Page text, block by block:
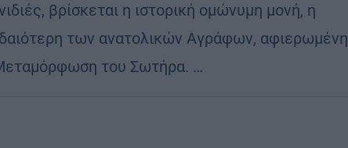
βρίσκεται η ιστορική ομώνυμη μονή, η
των ανατολικών Αγράφων, αφιερωμένη
του Σωτήρα. …